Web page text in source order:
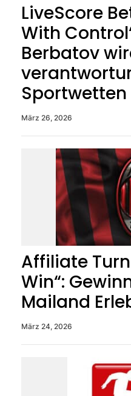
LiveScore
With
Berbatov
Sportwetten
März 26, 2026
Affiliate
Win“:
Mailand
März 24, 2026